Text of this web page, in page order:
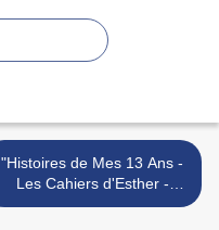
"Histoires de Mes 13 Ans -
Les Cahiers d'Esther -
Tome 4" : "Danser ? ha